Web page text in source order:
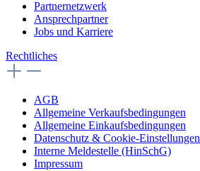
Partnernetzwerk
Ansprechpartner
Jobs und Karriere
Rechtliches
AGB
Allgemeine Verkaufsbedingungen
Allgemeine Einkaufsbedingungen
Datenschutz & Cookie-Einstellungen
Interne Meldestelle (HinSchG)
Impressum